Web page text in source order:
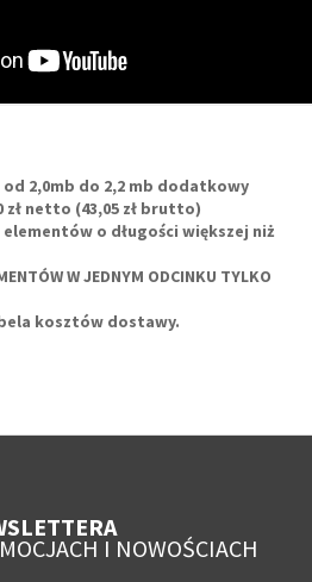
2,0mb do 2,2 mb dodatkowy
zł netto (43,05 zł brutto)
o długości większej niż
W JEDNYM ODCINKU TYLKO
kosztów dostawy.
I NOWOŚCIACH